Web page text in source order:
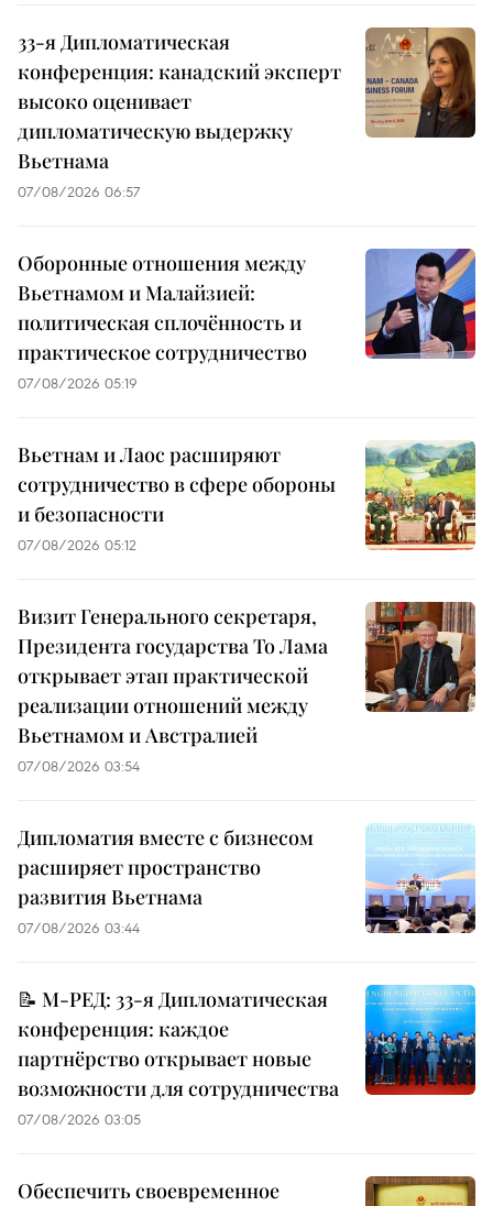
33-я Дипломатическая
конференция: канадский эксперт
высоко оценивает
дипломатическую выдержку
Вьетнама
07/08/2026 06:57
Оборонные отношения между
Вьетнамом и Малайзией:
политическая сплочённость и
практическое сотрудничество
07/08/2026 05:19
Вьетнам и Лаос расширяют
сотрудничество в сфере обороны
и безопасности
07/08/2026 05:12
Визит Генерального секретаря,
Президента государства То Лама
открывает этап практической
реализации отношений между
Вьетнамом и Австралией
07/08/2026 03:54
Дипломатия вместе с бизнесом
расширяет пространство
развития Вьетнама
07/08/2026 03:44
📝 М-РЕД: 33-я Дипломатическая
конференция: каждое
партнёрство открывает новые
возможности для сотрудничества
07/08/2026 03:05
Обеспечить своевременное